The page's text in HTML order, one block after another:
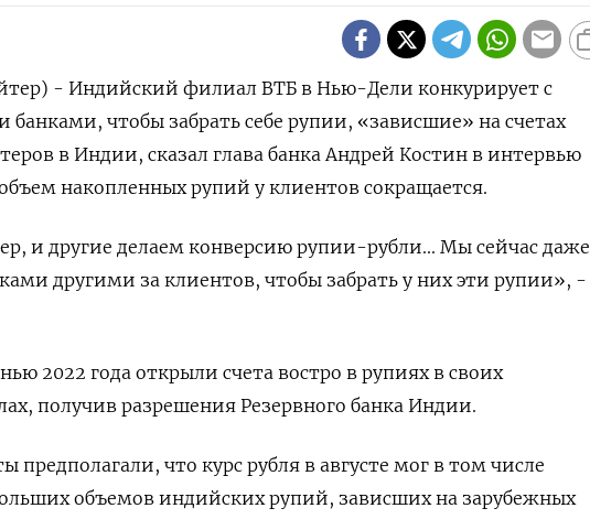
- Индийский филиал ВТБ в Нью-Дели конкурирует с
чтобы забрать себе рупии, «зависшие» на счетах
в Индии, сказал глава банка Андрей Костин в интервью
накопленных рупий у клиентов сокращается.
и другие делаем конверсию рупии-рубли... Мы сейчас даже
другими за клиентов, чтобы забрать у них эти рупии», -
2022 года открыли счета востро в рупиях в своих
получив разрешения Резервного банка Индии.
предполагали, что курс рубля в августе мог в том числе
объемов индийских рупий, зависших на зарубежных